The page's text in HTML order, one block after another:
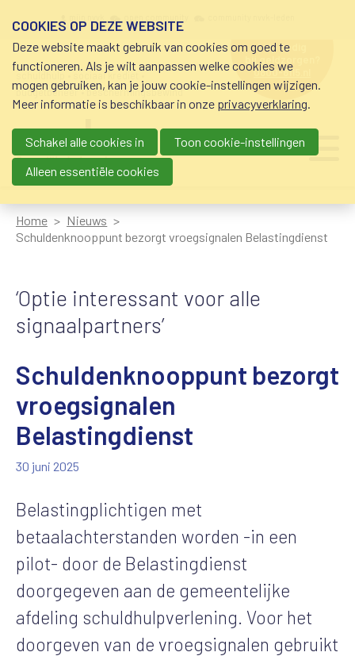
schuldhulp • sociaal krediet •
budgetbeheer • beschermingsbewind
hulp nodig
bij geldzorgen?
0800-8115.nl
Main navigation
Home
Nieuws
Schuldenknooppunt bezorgt vroegsignalen Belastingdienst
‘Optie interessant voor alle
signaalpartners’
Schuldenknooppunt bezorgt
vroegsignalen
Belastingdienst
30 juni 2025
Belastingplichtigen met
betaalachterstanden worden -in een
pilot- door de Belastingdienst
doorgegeven aan de gemeentelijke
afdeling schuldhulpverlening. Voor het
doorgeven van de vroegsignalen gebruikt
COOKIES OP DEZE WEBSITE
Deze website maakt gebruik van cookies om goed te
functioneren. Als je wilt aanpassen welke cookies we
mogen gebruiken, kan je jouw cookie-instellingen wijzigen.
Meer informatie is beschikbaar in onze privacyverklaring.
Schakel alle cookies in
Toon cookie-instellingen
Alleen essentiële cookies